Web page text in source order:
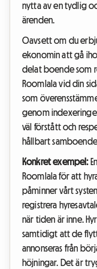
nytta av en tydlig
ärenden.
Oavsett om du
ekonomin att gå
delat boende som
Roomlala vid din
som
genom
väl förstått och
hållbart
Konkret exempel:
Roomlala för att
påminner vårt
registrera
när tiden är inne.
samtidigt att de
annonseras från
höjningar. Det är